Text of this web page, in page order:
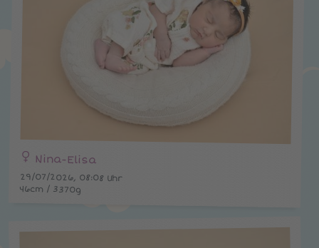
Nina-Elisa
29/07/2026, 08:08 Uhr
46cm / 3370g